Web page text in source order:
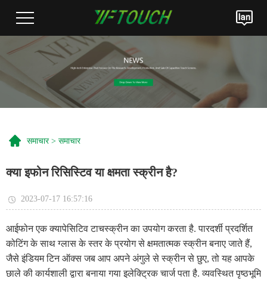
समाचार> समाचार
क्या इफोन रिसिस्टिव या क्षमता स्क्रीन है?
2023-07-17 16:57:16
आईफोन एक क्यापेसिटिव टाचस्क्रीन का उपयोग करता है. पारदर्शी प्रदर्शित
कोटिंग के साथ ग्लास के स्तर के प्रयोग से क्षमतात्मक स्क्रीन बनाए जाते हैं,
जैसे इंडियम टिन ऑक्स जब आप अपने अंगुले से स्क्रीन से छुए, तो यह आपके
छाले की कार्यशाली द्वारा बनाया गया इलेक्ट्रिक चार्ज पता है. व्यवस्थित पृष्ठभूमि